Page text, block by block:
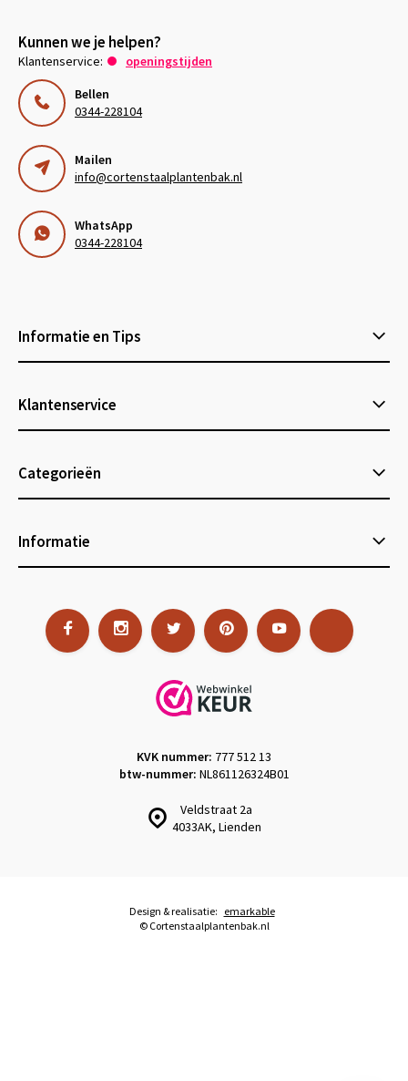
Kunnen we je helpen?
Klantenservice:
openingstijden
Bellen
0344-228104
Mailen
info@cortenstaalplantenbak.nl
WhatsApp
0344-228104
Informatie en Tips
Klantenservice
Categorieën
Informatie
Veldstraat 2a
4033AK, Lienden
KVK nummer: 777 512 13
btw-nummer: NL861126324B01
© Cortenstaalplantenbak.nl
Design & realisatie: emarkable